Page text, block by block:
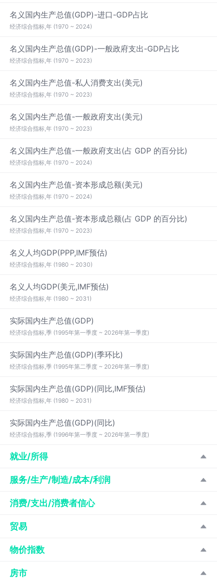
名义国内生产总值(GDP)-进口-GDP占比
经济综合指标,年 (1970 ~ 2024)
名义国内生产总值(GDP)-一般政府支出-GDP占比
经济综合指标,年 (1970 ~ 2023)
名义国内生产总值-私人消费支出(美元)
经济综合指标,年 (1970 ~ 2023)
名义国内生产总值-一般政府支出(美元)
经济综合指标,年 (1970 ~ 2023)
名义国内生产总值-一般政府支出(占 GDP 的百分比)
经济综合指标,年 (1970 ~ 2024)
名义国内生产总值-资本形成总额(美元)
经济综合指标,年 (1970 ~ 2024)
名义国内生产总值-资本形成总额(占 GDP 的百分比)
经济综合指标,年 (1970 ~ 2023)
名义人均GDP(PPP,IMF预估)
经济综合指标,年 (1980 ~ 2030)
名义人均GDP(美元,IMF预估)
经济综合指标,年 (1980 ~ 2031)
实际国内生产总值(GDP)
经济综合指标,季 (1995年第一季度 ~ 2026年第一季度)
实际国内生产总值(GDP)(季环比)
经济综合指标,季 (1995年第二季度 ~ 2026年第一季度)
实际国内生产总值(GDP)(同比,IMF预估)
经济综合指标,年 (1980 ~ 2031)
实际国内生产总值(GDP)(同比)
经济综合指标,季 (1996年第一季度 ~ 2026年第一季度)
就业/所得
服务/生产/制造/成本/利润
消费/支出/消费者信心
贸易
物价指数
房市